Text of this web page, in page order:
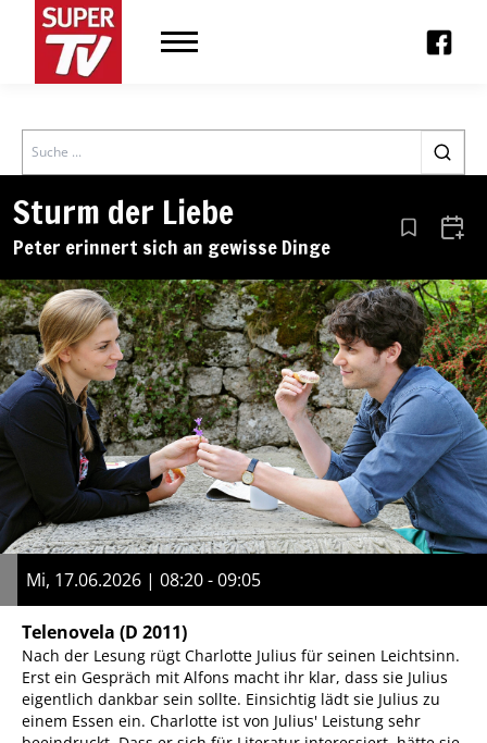
Search
Sturm der Liebe
Peter erinnert sich an gewisse Dinge Aus den
Mi, 17.06.2026 | 08:20 - 09:05
Telenovela (D 2011)
Nach der Lesung rügt Charlotte Julius für seinen Leichtsinn.
Erst ein Gespräch mit Alfons macht ihr klar, dass sie Julius
eigentlich dankbar sein sollte. Einsichtig lädt sie Julius zu
einem Essen ein. Charlotte ist von Julius' Leistung sehr